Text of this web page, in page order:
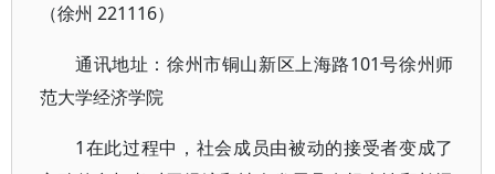
（徐州 221116）
通讯地址：徐州市铜山新区上海路101号徐州师
范大学经济学院
1在此过程中，社会成员由被动的接受者变成了